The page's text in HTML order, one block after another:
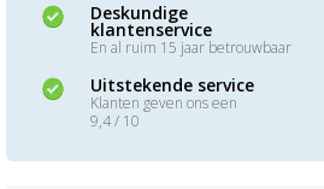
Deskundige
klantenservice
En al ruim 15 jaar betrouwbaar
Uitstekende service
Klanten geven ons een
9,4 / 10